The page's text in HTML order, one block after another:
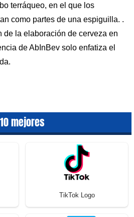
terráqueo, en el que los
como partes de una espiguilla. .
de la elaboración de cerveza en
de AbInBev solo enfatiza el
10 mejores
TikTok Logo